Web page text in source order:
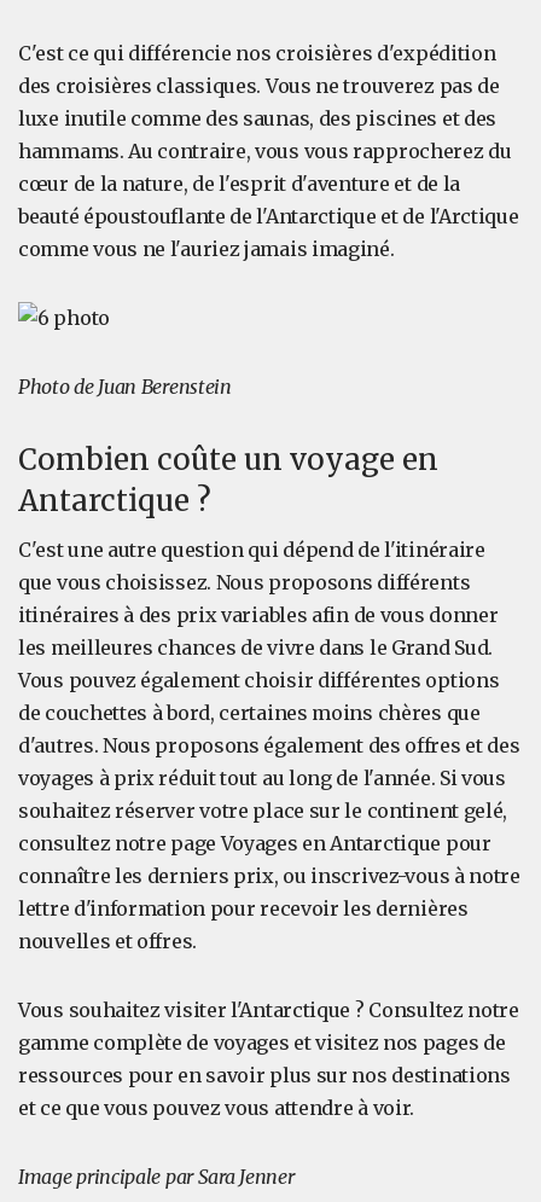
C'est ce qui différencie nos croisières d'expédition
des croisières classiques. Vous ne trouverez pas de
luxe inutile comme des saunas, des piscines et des
hammams. Au contraire, vous vous rapprocherez du
cœur de la nature, de l'esprit d'aventure et de la
beauté époustouflante de l'Antarctique et de l'Arctique
comme vous ne l'auriez jamais imaginé.
Photo de Juan Berenstein
Combien coûte un voyage en
Antarctique ?
C'est une autre question qui dépend de l'itinéraire
que vous choisissez. Nous proposons différents
itinéraires à des prix variables afin de vous donner
les meilleures chances de vivre dans le Grand Sud.
Vous pouvez également choisir différentes options
de couchettes à bord, certaines moins chères que
d'autres. Nous proposons également des offres et des
voyages à prix réduit tout au long de l'année. Si vous
souhaitez réserver votre place sur le continent gelé,
consultez notre page Voyages en Antarctique pour
connaître les derniers prix, ou inscrivez-vous à notre
lettre d'information pour recevoir les dernières
nouvelles et offres.
Vous souhaitez visiter l'Antarctique ? Consultez notre
gamme complète de voyages et visitez nos pages de
ressources pour en savoir plus sur nos destinations
et ce que vous pouvez vous attendre à voir.
Image principale par Sara Jenner